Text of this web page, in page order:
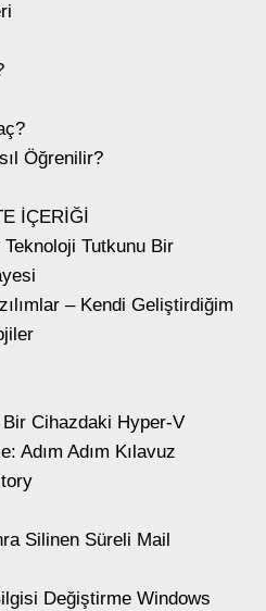
Öğrenilir?
İÇERİĞİ
Tutkunu Bir
– Kendi Geliştirdiğim
Bir Cihazdaki Hyper-V
Adım Adım Kılavuz
Silinen Süreli Mail
Değiştirme Windows